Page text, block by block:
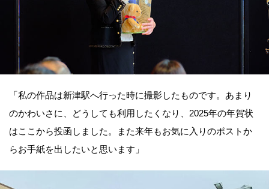
「私の作品は新津駅へ行った時に撮影したものです。あまり
のかわいさに、どうしても利用したくなり、2025年の年賀状
はここから投函しました。また来年もお気に入りのポストか
らお手紙を出したいと思います」